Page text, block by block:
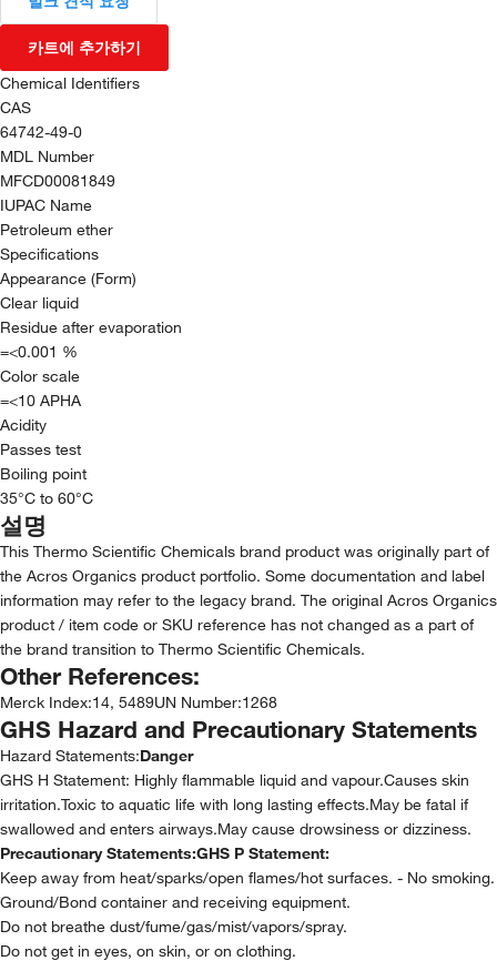
카트에 추가하기
Chemical Identifiers
CAS
64742-49-0
MDL Number
MFCD00081849
IUPAC Name
Petroleum ether
Specifications
Appearance (Form)
Clear liquid
Residue after evaporation
=<0.001 %
Color scale
=<10 APHA
Acidity
Passes test
Boiling point
35°C to 60°C
설명
This Thermo Scientific Chemicals brand product was originally part of
the Acros Organics product portfolio. Some documentation and label
information may refer to the legacy brand. The original Acros Organics
product / item code or SKU reference has not changed as a part of
the brand transition to Thermo Scientific Chemicals.
Other References:
Merck Index:14, 5489UN Number:1268
GHS Hazard and Precautionary Statements
Hazard Statements:Danger
GHS H Statement: Highly flammable liquid and vapour.Causes skin
irritation.Toxic to aquatic life with long lasting effects.May be fatal if
swallowed and enters airways.May cause drowsiness or dizziness.
Precautionary Statements:GHS P Statement:
Keep away from heat/sparks/open flames/hot surfaces. - No smoking.
Ground/Bond container and receiving equipment.
Do not breathe dust/fume/gas/mist/vapors/spray.
Do not get in eyes, on skin, or on clothing.